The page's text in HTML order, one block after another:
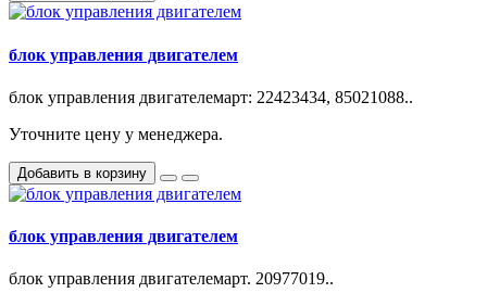
блок управления двигателем
блок управления двигателемарт: 22423434, 85021088..
Уточните цену у менеджера.
Добавить в корзину
блок управления двигателем
блок управления двигателемарт. 20977019..